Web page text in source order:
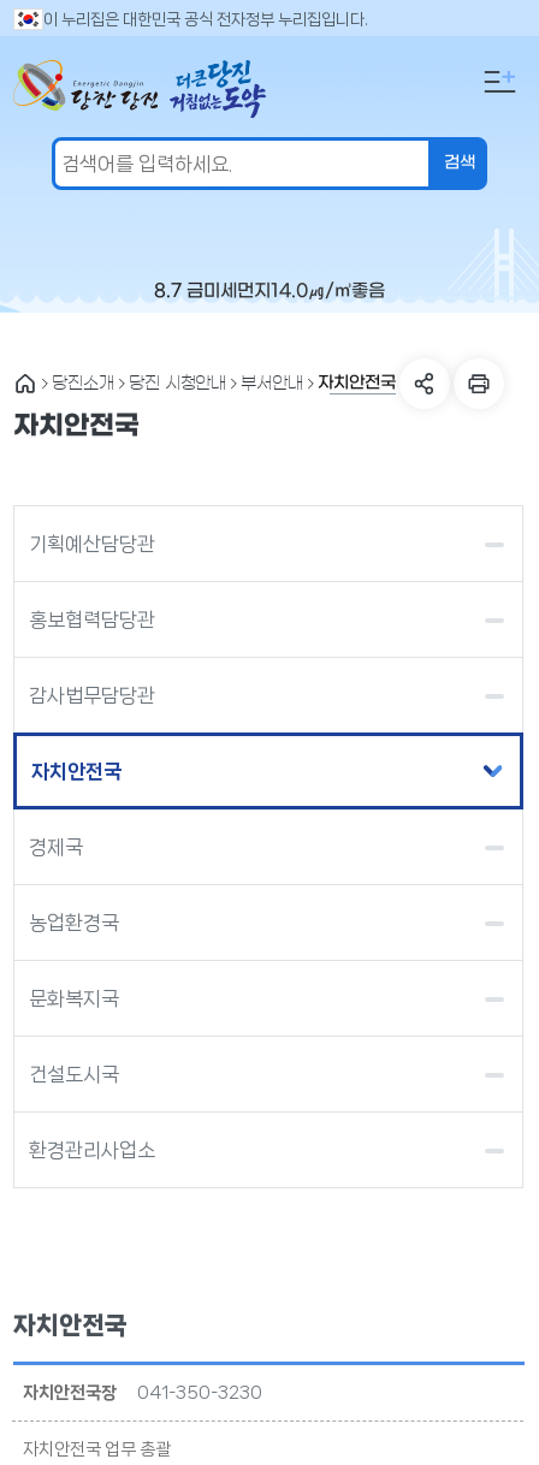
이 누리집은 대한민국 공식 전자정부 누리집입니다.
8.7 금미세먼지 14.0㎍/㎥좋음
검
어
입
당진소개 당진 시청안내 부서안내 자치안전국
자치안전국
기획예산담당관
홍보협력담당관
감사법무담당관
자치안전국
경제국
농업환경국
문화복지국
건설도시국
환경관리사업소
자치안전국
자치안전국장 041-350-3230
자치안전국 업무 총괄
만
도
의
세